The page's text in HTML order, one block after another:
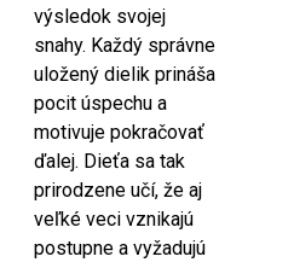
výsledok svojej
snahy. Každý správne
uložený dielik prináša
pocit úspechu a
motivuje pokračovať
ďalej. Dieťa sa tak
prirodzene učí, že aj
veľké veci vznikajú
postupne a vyžadujú